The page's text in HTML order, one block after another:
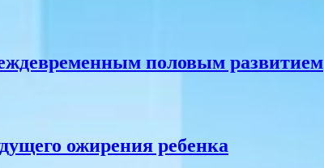
половым развитием
ожирения ребенка